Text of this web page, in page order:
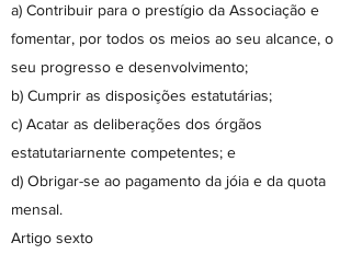
a) Contribuir para o prestígio da Associação e
fomentar, por todos os meios ao seu alcance, o
seu progresso e desenvolvimento;
b) Cumprir as disposições estatutárias;
c) Acatar as deliberações dos órgãos
estatutariarnente competentes; e
d) Obrigar-se ao pagamento da jóia e da quota
mensal.
Artigo sexto